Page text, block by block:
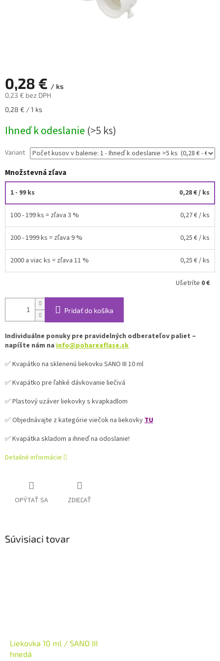
0,28 € / ks
0,23 € bez DPH
Jednotková
0,28 € / 1 ks
Ihneď k odeslanie (>5 ks)
Variant
Množstevná zľava
1 - 99 ks 0,28 €/ ks
100 - 199 ks = zľava 3 % 0,27 €/ ks
200 - 1999 ks = zľava 9 % 0,25 €/ ks
2000 a viac ks = zľava 11 % 0,25 €/ ks
Ušetríte 0 €
Pridať do košíka
Individuálne ponuky pre pravidelných odberateľov paliet –
napíšte nám na info@pohareaflase.sk
✅ Kvapátko na sklenenú liekovku SANO III 10 ml
✅ Kvapátko pre ľahké dávkovanie liečivá
✅ Plastový uzáver liekovky s kvapkadlom
✅ Objednávajte z kategórie viečok na liekovky TU
✅ Kvapátka skladom a ihneď na odoslanie!
Detailné informácie
OPÝTAŤ SA ZDIEĽAŤ
Súvisiaci tovar
Liekovka 10 ml / SANO III
hnedá